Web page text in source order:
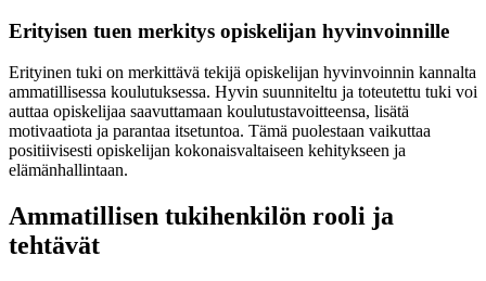
Erityisen tuen merkitys opiskelijan hyvinvoinnille
Erityinen tuki on merkittävä tekijä opiskelijan hyvinvoinnin kannalta
ammatillisessa koulutuksessa. Hyvin suunniteltu ja toteutettu tuki voi
auttaa opiskelijaa saavuttamaan koulutustavoitteensa, lisätä
motivaatiota ja parantaa itsetuntoa. Tämä puolestaan vaikuttaa
positiivisesti opiskelijan kokonaisvaltaiseen kehitykseen ja
elämänhallintaan.
Ammatillisen tukihenkilön rooli ja
tehtävät